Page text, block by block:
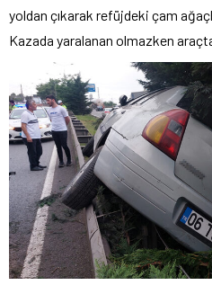
yoldan çıkarak refüjdeki çam
Kazada yaralanan olmazken